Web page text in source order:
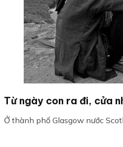
Từ ngày con ra đi, cửa
Ở thành phố Glasgow nước